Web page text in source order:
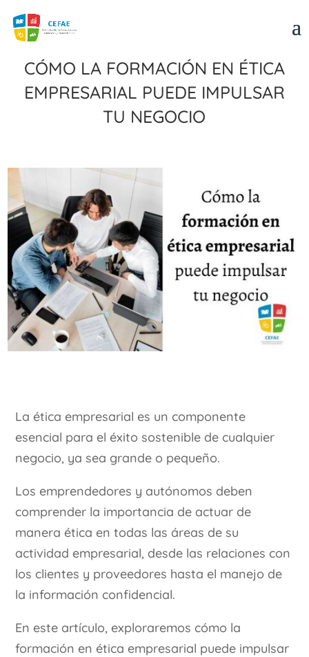
Cómo la formación en ética
empresarial puede impulsar
tu negocio
La ética empresarial es un componente
esencial para el éxito sostenible de cualquier
negocio, ya sea grande o pequeño.
Los emprendedores y autónomos deben
comprender la importancia de actuar de
manera ética en todas las áreas de su
actividad empresarial, desde las relaciones con
los clientes y proveedores hasta el manejo de
la información confidencial.
En este artículo, exploraremos cómo la
formación en ética empresarial puede impulsar